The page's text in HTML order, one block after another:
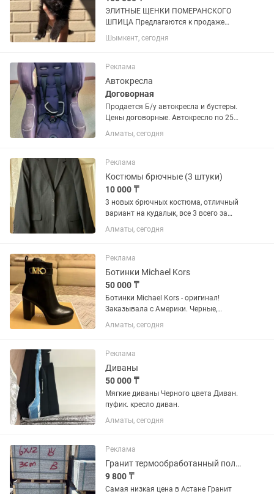
ЭЛИТНЫЕ ЩЕНКИ ПОМЕРАНСКОГО
ШПИЦА Предлагаются к продаже
роскошные щенки померанского
шпица редкого черно-голубого окраса:
Настоящий premium-уровень —
идеальное...
Шымкент, сегодня
Реклама
Автокресла
Договорная
Продается Б/у автокресла и бустеры.
Цены договорные. Автокресло по 25
тыс. Люлька 20 тыс. Бустеры зелёный
по 8 тыс. Черный по 3 тыс. Самовывоз.
договорённости.
Алматы, сегодня
Реклама
Костюмы брючные (3 штуки)
10 000 ₸
3 новых брючных костюма, отличный
вариант на кудалык, все 3 всего за
10000 тенге, производство Турция, в
футлярах отдадим. 1 черных, 2 светло
Алматы, сегодня
Реклама
Ботинки Michael Kors
50 000 ₸
Ботинки Michael Kors - оригинал!
Заказывала с Америки. Черные,
натуральная кожа. Размер 8 (38-38,5) .
Абсолютно новые. 50 тыс.
Алматы, сегодня
Реклама
Диваны
50 000 ₸
Мягкие диваны Черного цвета Диван.
пуфик. кресло диван.
Алматы, сегодня
Реклама
Гранит термообработанный полированный
9 800 ₸
Самая низкая цена в Астане Гранит